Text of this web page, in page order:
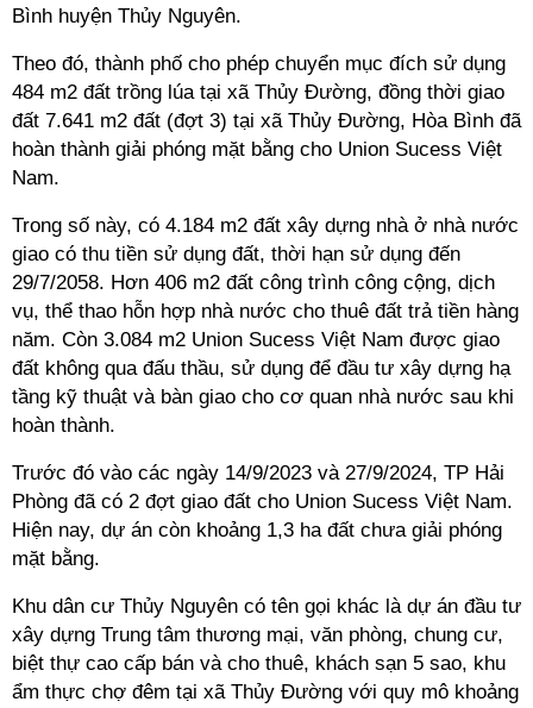
Bình huyện Thủy Nguyên.
Theo đó, thành phố cho phép chuyển mục đích sử dụng
484 m2 đất trồng lúa tại xã Thủy Đường, đồng thời giao
đất 7.641 m2 đất (đợt 3) tại xã Thủy Đường, Hòa Bình đã
hoàn thành giải phóng mặt bằng cho Union Sucess Việt
Nam.
Trong số này, có 4.184 m2 đất xây dựng nhà ở nhà nước
giao có thu tiền sử dụng đất, thời hạn sử dụng đến
29/7/2058. Hơn 406 m2 đất công trình công cộng, dịch
vụ, thể thao hỗn hợp nhà nước cho thuê đất trả tiền hàng
năm. Còn 3.084 m2 Union Sucess Việt Nam được giao
đất không qua đấu thầu, sử dụng để đầu tư xây dựng hạ
tầng kỹ thuật và bàn giao cho cơ quan nhà nước sau khi
hoàn thành.
Trước đó vào các ngày 14/9/2023 và 27/9/2024, TP Hải
Phòng đã có 2 đợt giao đất cho Union Sucess Việt Nam.
Hiện nay, dự án còn khoảng 1,3 ha đất chưa giải phóng
mặt bằng.
Khu dân cư Thủy Nguyên có tên gọi khác là dự án đầu tư
xây dựng Trung tâm thương mại, văn phòng, chung cư,
biệt thự cao cấp bán và cho thuê, khách sạn 5 sao, khu
ẩm thực chợ đêm tại xã Thủy Đường với quy mô khoảng